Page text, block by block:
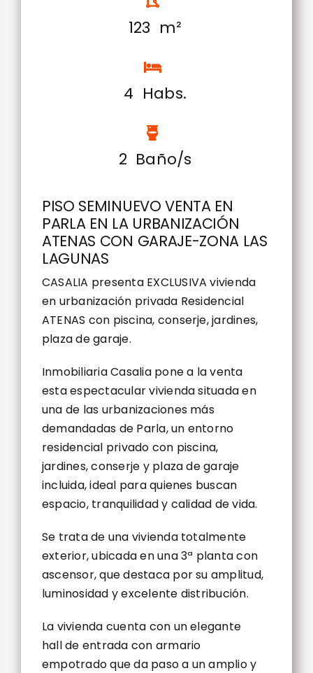
123 m²
4 Habs.
2 Baño/s
PISO SEMINUEVO VENTA EN
PARLA EN LA URBANIZACIÓN
ATENAS CON GARAJE-ZONA LAS
LAGUNAS
CASALIA presenta EXCLUSIVA vivienda
en urbanización privada Residencial
ATENAS con piscina, conserje, jardines,
plaza de garaje.
Inmobiliaria Casalia pone a la venta
esta espectacular vivienda situada en
una de las urbanizaciones más
demandadas de Parla, un entorno
residencial privado con piscina,
jardines, conserje y plaza de garaje
incluida, ideal para quienes buscan
espacio, tranquilidad y calidad de vida.
Se trata de una vivienda totalmente
exterior, ubicada en una 3ª planta con
ascensor, que destaca por su amplitud,
luminosidad y excelente distribución.
La vivienda cuenta con un elegante
hall de entrada con armario
empotrado que da paso a un amplio y